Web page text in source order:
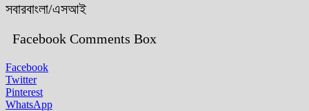
সবারবাংলা/এসআই
Facebook Comments Box
Facebook
Twitter
Pinterest
WhatsApp